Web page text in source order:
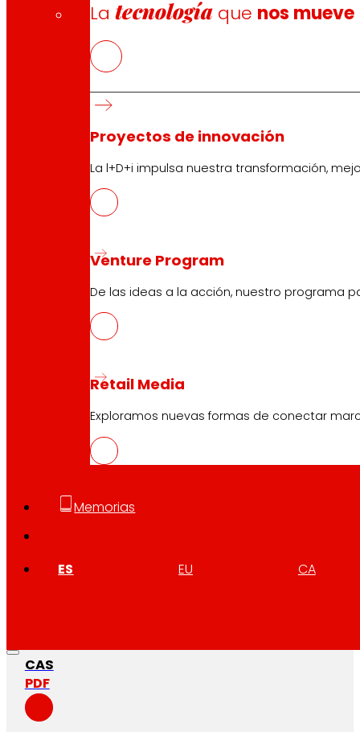
Latecnología que nos mueve
Proyectos de innovación
La l+D+i impulsa nuestra transformación,
Venture Program
De las ideas a la acción, nuestro programa
Retail Media
Exploramos nuevas formas de conectar
Memorias
ES EU CA
CAS
PDF